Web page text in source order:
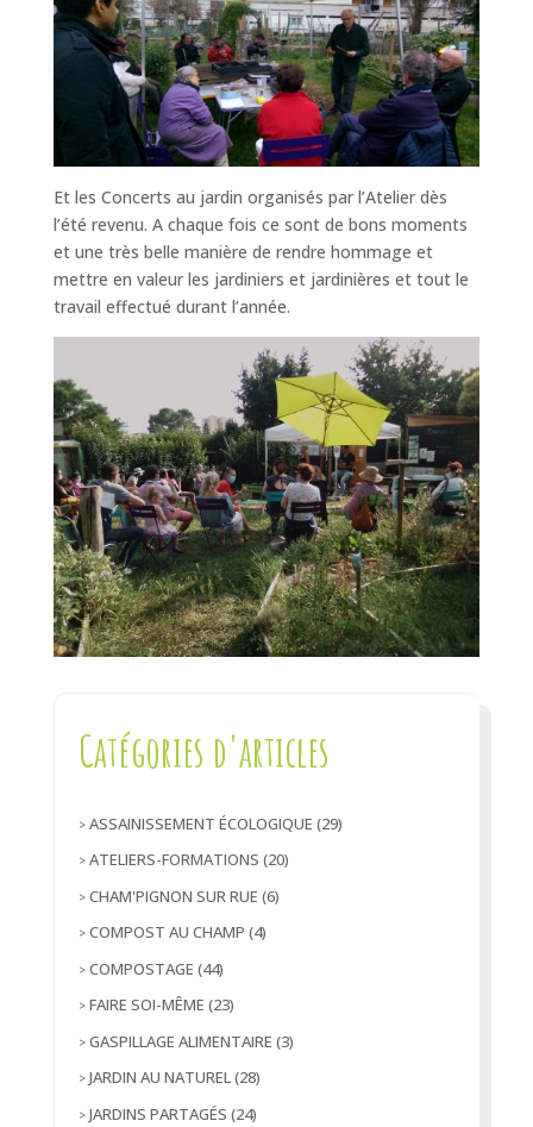
Et les Concerts au jardin organisés par l’Atelier dès
l’été revenu. A chaque fois ce sont de bons moments
et une très belle manière de rendre hommage et
mettre en valeur les jardiniers et jardinières et tout le
travail effectué durant l’année.
Catégories d'articles
ASSAINISSEMENT ÉCOLOGIQUE (29)
ATELIERS-FORMATIONS (20)
CHAM'PIGNON SUR RUE (6)
COMPOST AU CHAMP (4)
COMPOSTAGE (44)
FAIRE SOI-MÊME (23)
GASPILLAGE ALIMENTAIRE (3)
JARDIN AU NATUREL(28)
JARDINS PARTAGÉS (24)